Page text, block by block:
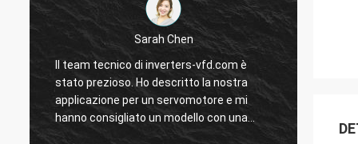
Sarah Chen
Il team tecnico di inverters-vfd.com è
stato prezioso. Ho descritto la nostra
applicazione per un servomotore e mi
hanno consigliato un modello con una
risposta dinamica superiore.